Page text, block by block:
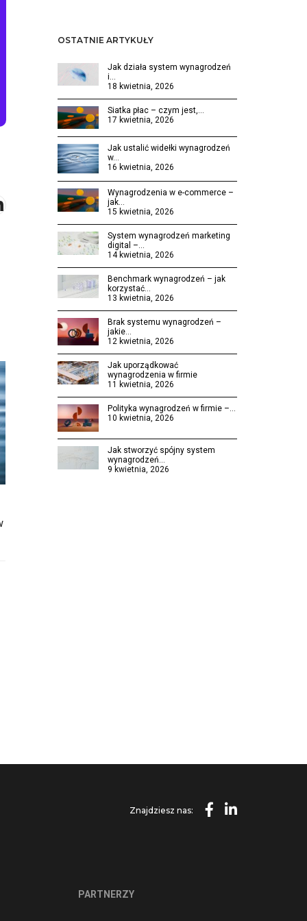
OSTATNIE ARTYKUŁY
Jak działa system wynagrodzeń
i…
18 kwietnia, 2026
Siatka płac – czym jest,…
17 kwietnia, 2026
Jak ustalić widełki wynagrodzeń
w…
16 kwietnia, 2026
Wynagrodzenia w e-commerce –
jak…
15 kwietnia, 2026
System wynagrodzeń marketing
digital –…
14 kwietnia, 2026
Benchmark wynagrodzeń – jak
korzystać…
13 kwietnia, 2026
Brak systemu wynagrodzeń –
jakie…
12 kwietnia, 2026
Jak uporządkować
wynagrodzenia w firmie
11 kwietnia, 2026
Polityka wynagrodzeń w firmie –…
10 kwietnia, 2026
Jak stworzyć spójny system
wynagrodzeń…
9 kwietnia, 2026
Znajdziesz nas:
PARTNERZY